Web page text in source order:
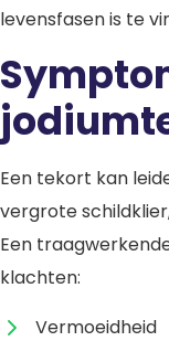
levensfasen is te
Een tekort kan
vergrote
Een
klachten:
Vermoeidheid